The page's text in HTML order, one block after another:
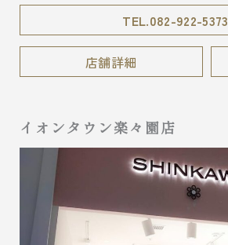
TEL.082-922-5373
店舗詳細
イオンタウン楽々園店